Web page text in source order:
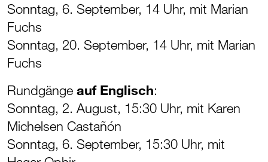
Sonntag, 6. September, 14 Uhr, mit Marian
Fuchs
Sonntag, 20. September, 14 Uhr, mit Marian
Fuchs
Rundgänge auf Englisch:
Sonntag, 2. August, 15:30 Uhr, mit Karen
Michelsen Castañón
Sonntag, 6. September, 15:30 Uhr, mit